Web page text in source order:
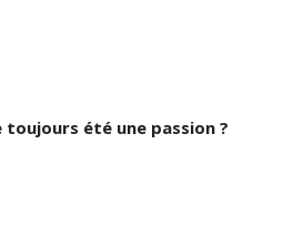
été une passion ?